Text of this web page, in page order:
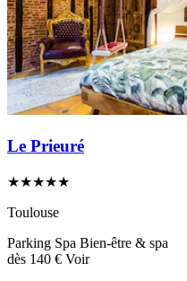
Le Prieuré
★★★★★
Toulouse
Parking Spa Bien-être & spa
dès 140 € Voir